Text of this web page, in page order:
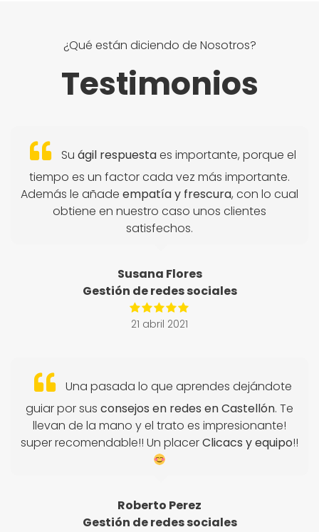
¿Qué están diciendo de Nosotros?
Testimonios
Su ágil respuestaes importante, porque el
tiempo es un factor cada vez más importante.
Además le añade empatía y frescura, con lo cual
obtiene en nuestro caso unos clientes
satisfechos.
Susana Flores
Gestión de redes sociales
21 abril 2021
Una pasada lo que aprendes dejándote
guiar por sus consejos en redes en Castellón. Te
llevan de la mano y el trato es impresionante!
super recomendable!! Un placerClicacs y equipo!!
Roberto Perez
Gestión de redes sociales